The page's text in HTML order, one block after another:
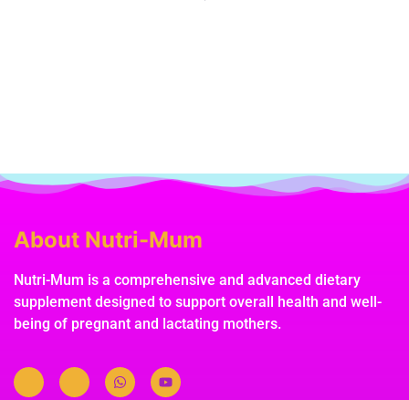
About Nutri-Mum
Nutri-Mum is a comprehensive and advanced dietary
supplement designed to support overall health and well-
being of pregnant and lactating mothers.